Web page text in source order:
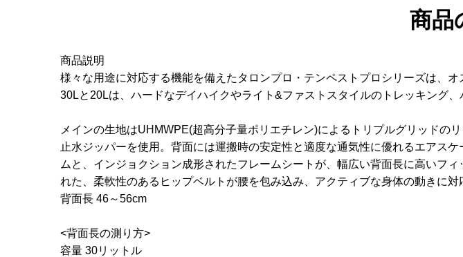
商品
商品説明
様々な用途に対応する機能を備えたタロンプロ・テンペストプロシリーズは、
30Lと20Lは、ハードなデイハイクやライト&ファストスタイルのトレッキング
メインの生地はUHMWPE(超高分子量ポリエチレン)によるトリプルグリッドの
止水ジッパーを使用。背面には運搬時の安定性と適度な通気性に優れるエアス
ムと、インジョクション成形されたフレームシートが、幅広い背面長に高いフ
れた、柔軟性のあるヒップベルトが腰を包み込み、アクティブな身体の動きに対
背面長 46～56cm
<背面長の測り方>
容量 30リットル